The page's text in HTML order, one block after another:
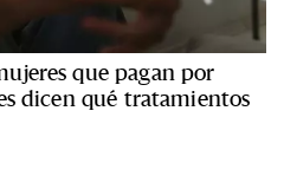
que pagan por
dicen qué tratamientos